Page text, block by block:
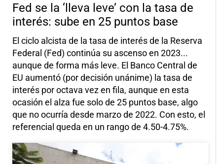
Fed se la ‘lleva leve’ con la tasa de
interés: sube en 25 puntos base
El ciclo alcista de la tasa de interés de la Reserva
Federal (Fed) continúa su ascenso en 2023...
aunque de forma más leve. El Banco Central de
EU aumentó (por decisión unánime) la tasa de
interés por octava vez en fila, aunque en esta
ocasión el alza fue solo de 25 puntos base, algo
que no ocurría desde marzo de 2022. Con esto, el
referencial queda en un rango de 4.50-4.75%.